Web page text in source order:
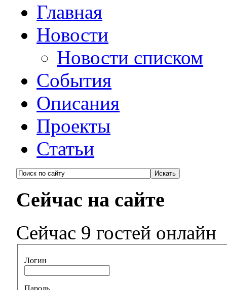
Главная
Новости
Новости списком
События
Описания
Проекты
Статьи
Сейчас на сайте
Сейчас 9 гостей онлайн
Логин
Пароль